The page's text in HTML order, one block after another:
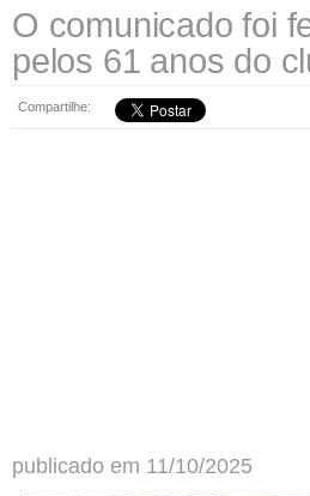
O comunicado foi
pelos 61 anos do
Compartilhe:
publicado em 11/10/2025